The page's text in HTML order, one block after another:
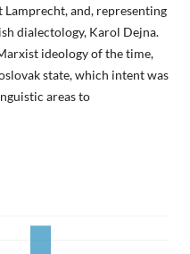
and, representing
dialectology, Karol Dejna.
ideology of the time,
state, which intent was
areas to